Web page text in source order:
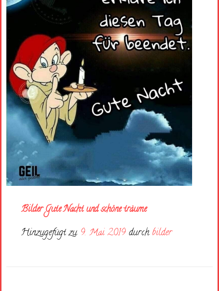
Bilder Gute Nacht und schöne träume
Hinzugefügt zu 9. Mai 2019 durch bilder